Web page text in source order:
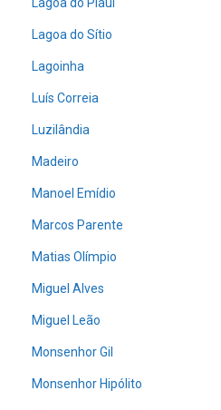
Lagoa do Sítio
Lagoinha
Luís Correia
Luzilândia
Madeiro
Manoel Emídio
Marcos Parente
Matias Olímpio
Miguel Alves
Miguel Leão
Monsenhor Gil
Monsenhor Hipólito